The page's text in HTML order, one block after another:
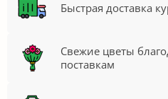
Быстрая доставка
Свежие цветы
поставкам